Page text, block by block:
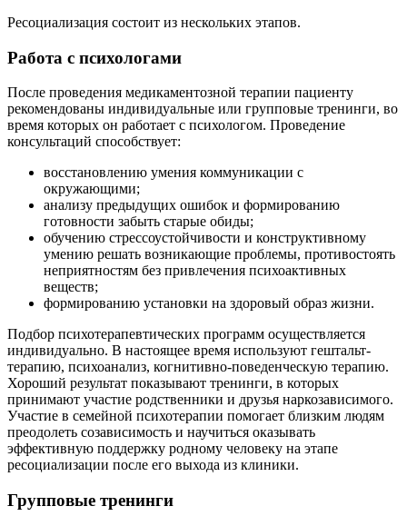
Ресоциализация состоит из нескольких этапов.
Работа с психологами
После проведения медикаментозной терапии пациенту
рекомендованы индивидуальные или групповые тренинги, во
время которых он работает с психологом. Проведение
консультаций способствует:
восстановлению умения коммуникации с
окружающими;
анализу предыдущих ошибок и формированию
готовности забыть старые обиды;
обучению стрессоустойчивости и конструктивному
умению решать возникающие проблемы, противостоять
неприятностям без привлечения психоактивных
веществ;
формированию установки на здоровый образ жизни.
Подбор психотерапевтических программ осуществляется
индивидуально. В настоящее время используют гештальт-
терапию, психоанализ, когнитивно-поведенческую терапию.
Хороший результат показывают тренинги, в которых
принимают участие родственники и друзья наркозависимого.
Участие в семейной психотерапии помогает близким людям
преодолеть созависимость и научиться оказывать
эффективную поддержку родному человеку на этапе
ресоциализации после его выхода из клиники.
Групповые тренинги